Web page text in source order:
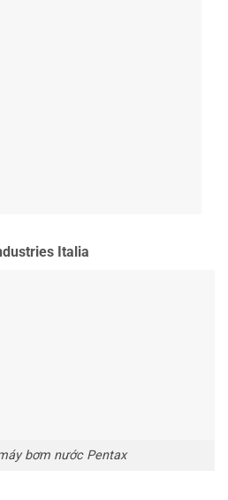
Italia
bơm nước Pentax